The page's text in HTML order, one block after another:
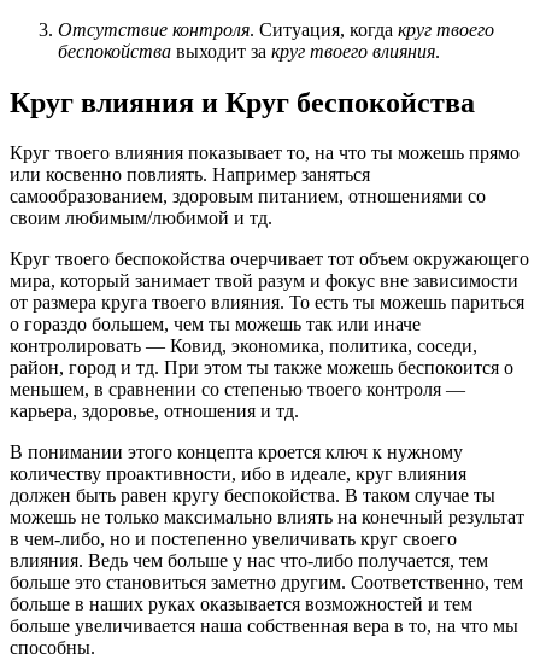
Отсутствие контроля. Ситуация, когда круг твоего
беспокойства выходит за круг твоего влияния.
Круг влияния и Круг беспокойства
Круг твоего влияния показывает то, на что ты можешь прямо
или косвенно повлиять. Например заняться
самообразованием, здоровым питанием, отношениями со
своим любимым/любимой и тд.
Круг твоего беспокойства очерчивает тот объем окружающего
мира, который занимает твой разум и фокус вне зависимости
от размера круга твоего влияния. То есть ты можешь париться
о гораздо большем, чем ты можешь так или иначе
контролировать — Ковид, экономика, политика, соседи,
район, город и тд. При этом ты также можешь беспокоится о
меньшем, в сравнении со степенью твоего контроля —
карьера, здоровье, отношения и тд.
В понимании этого концепта кроется ключ к нужному
количеству проактивности, ибо в идеале, круг влияния
должен быть равен кругу беспокойства. В таком случае ты
можешь не только максимально влиять на конечный результат
в чем-либо, но и постепенно увеличивать круг своего
влияния. Ведь чем больше у нас что-либо получается, тем
больше это становиться заметно другим. Соответственно, тем
больше в наших руках оказывается возможностей и тем
больше увеличивается наша собственная вера в то, на что мы
способны.